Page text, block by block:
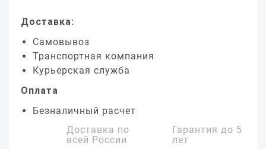
Доставка:
Самовывоз
Транспортная компания
Курьерская служба
Оплата
Безналичный расчет
Доставка по
всей России
Гарантия до 5
лет